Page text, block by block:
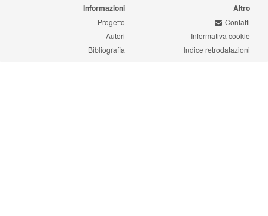
Informazioni
Progetto
Autori
Bibliografia
Altro
Contatti
Informativa cookie
Indice retrodatazioni